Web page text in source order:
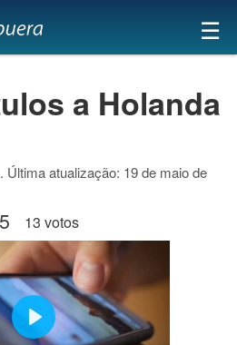
×
☰
a Holanda
Última atualização: 19 de maio de
13 votos
Play